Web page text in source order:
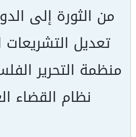
من الثورة إلى
تعديل
منظمة التحرير
نظام القضاء